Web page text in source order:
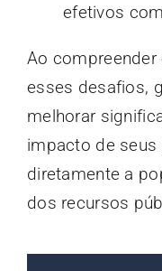
efetivos
Ao
esses desafios,
melhorar
impacto de
diretamente a
dos recursos